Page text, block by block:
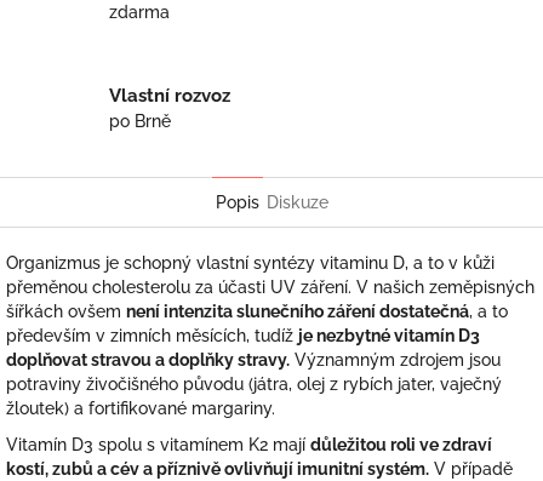
zdarma
Vlastní rozvoz
po Brně
Popis Diskuze
Organizmus je schopný vlastní syntézy vitaminu D, a to v kůži
přeměnou cholesterolu za účasti UV záření. V našich zeměpisných
šířkách ovšem není intenzita slunečního záření dostatečná, a to
především v zimních měsících, tudíž je nezbytné vitamín D3
doplňovat stravou a doplňky stravy. Významným zdrojem jsou
potraviny živočišného původu (játra, olej z rybích jater, vaječný
žloutek) a fortifikované margariny.
Vitamín D3 spolu s vitamínem K2 mají důležitou roli ve zdraví
kostí, zubů a cév a příznivě ovlivňují imunitní systém. V případě